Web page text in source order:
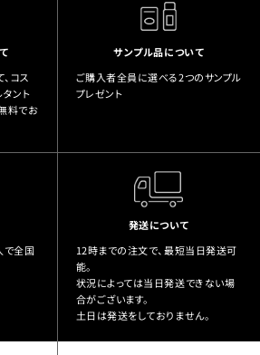
コス
ント
料でお
サンプル品について
ご購入者全員に選べる2つのサンプル
プレゼント
で全国
発送について
12時までの注文で、最短当日発送可
能。
状況によっては当日発送できない場
合がございます。
土日は発送をしておりません。